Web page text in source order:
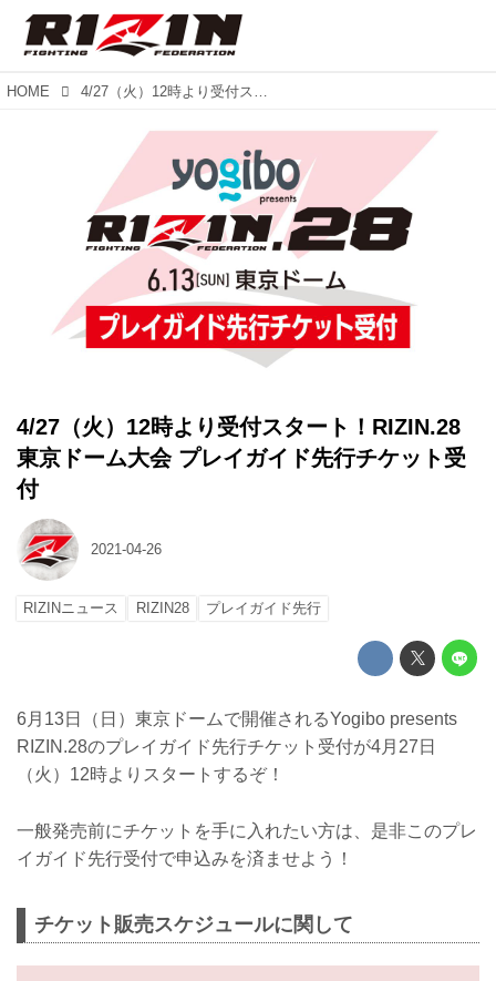
HOME 4/27（火）12時より受付スタート！RIZIN.28東京ドーム大会 プレイガイド先行チケット受付
4/27（火）12時より受付スタート！RIZIN.28
東京ドーム大会 プレイガイド先行チケット受
付
2021-04-26
RIZINニュース RIZIN28 プレイガイド先行
6月13日（日）東京ドームで開催されるYogibo presents
RIZIN.28のプレイガイド先行チケット受付が4月27日
（火）12時よりスタートするぞ！
一般発売前にチケットを手に入れたい方は、是非このプレ
イガイド先行受付で申込みを済ませよう！
チケット販売スケジュールに関して